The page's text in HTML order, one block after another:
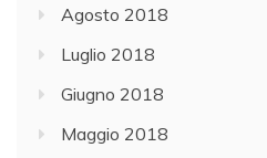
Agosto 2018
Luglio 2018
Giugno 2018
Maggio 2018